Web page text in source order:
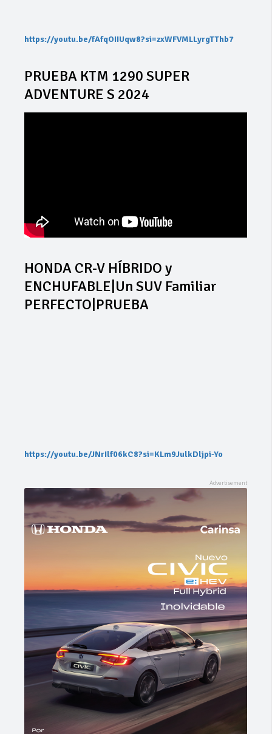
https://youtu.be/fAfqOIIUqw8?si=zxWFVMLLyrgTThb7
PRUEBA KTM 1290 SUPER
ADVENTURE S 2024
HONDA CR-V HÍBRIDO y
ENCHUFABLE|Un SUV Familiar
PERFECTO|PRUEBA
https://youtu.be/JNrIlf06kC8?si=KLm9JulkDljpi-Yo